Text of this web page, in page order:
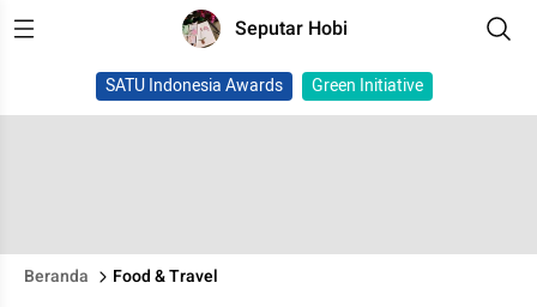
Seputar Hobi
SATU Indonesia Awards Green Initiative
Beranda Food & Travel